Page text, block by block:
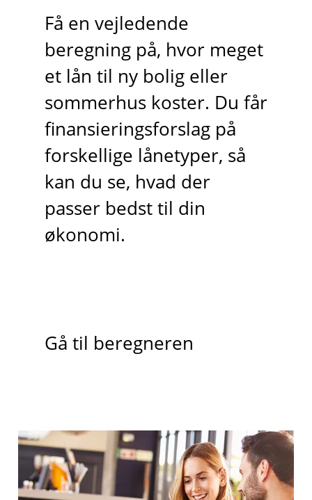
Få en vejledende
beregning på, hvor meget
et lån til ny bolig eller
sommerhus koster. Du får
finansieringsforslag på
forskellige lånetyper, så
kan du se, hvad der
passer bedst til din
økonomi.
Gå til beregneren